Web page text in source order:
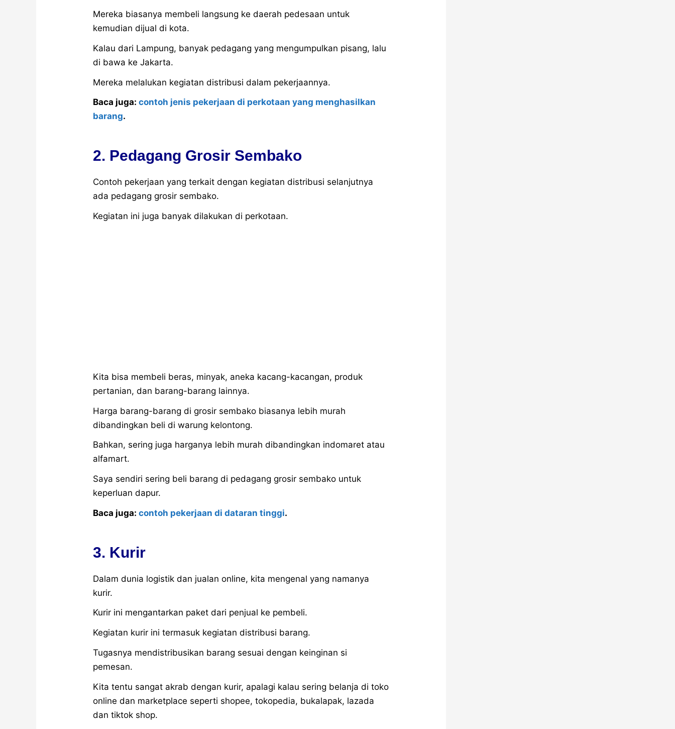
Mereka biasanya membeli langsung ke daerah pedesaan untuk
kemudian dijual di kota.
Kalau dari Lampung, banyak pedagang yang mengumpulkan pisang, lalu
di bawa ke Jakarta.
Mereka melalukan kegiatan distribusi dalam pekerjaannya.
Baca juga:contoh jenis pekerjaan di perkotaan yang menghasilkan
barang.
2. Pedagang Grosir Sembako
Contoh pekerjaan yang terkait dengan kegiatan distribusi selanjutnya
ada pedagang grosir sembako.
Kegiatan ini juga banyak dilakukan di perkotaan.
Kita bisa membeli beras, minyak, aneka kacang-kacangan, produk
pertanian, dan barang-barang lainnya.
Harga barang-barang di grosir sembako biasanya lebih murah
dibandingkan beli di warung kelontong.
Bahkan, sering juga harganya lebih murah dibandingkan indomaret atau
alfamart.
Saya sendiri sering beli barang di pedagang grosir sembako untuk
keperluan dapur.
Baca juga:contoh pekerjaan di dataran tinggi.
3. Kurir
Dalam dunia logistik dan jualan online, kita mengenal yang namanya
kurir.
Kurir ini mengantarkan paket dari penjual ke pembeli.
Kegiatan kurir ini termasuk kegiatan distribusi barang.
Tugasnya mendistribusikan barang sesuai dengan keinginan si
pemesan.
Kita tentu sangat akrab dengan kurir, apalagi kalau sering belanja di toko
online dan marketplace seperti shopee, tokopedia, bukalapak, lazada
dan tiktok shop.